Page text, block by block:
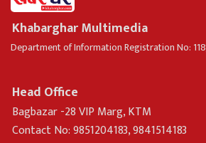
Khabarghar Multimedia
Department of Information Registration No:
Head Office
Bagbazar -28 VIP Marg, KTM
Contact No: 9851204183, 9841514183